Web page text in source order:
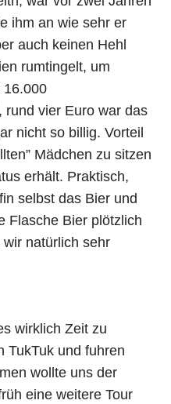
ihm an wie sehr er
auch keinen Hehl
rumtingelt, um
16.000
rund vier Euro war das
nicht so billig. Vorteil
Mädchen zu sitzen
erhält. Praktisch,
selbst das Bier und
Flasche Bier plötzlich
natürlich sehr
wirklich Zeit zu
TukTuk und fuhren
wollte uns der
eine weitere Tour